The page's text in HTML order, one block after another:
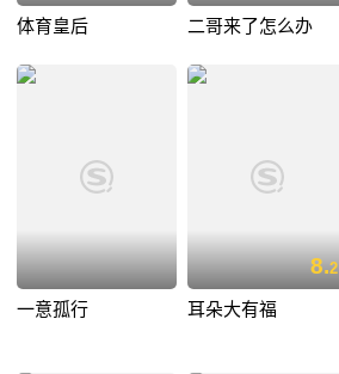
体育皇后 二哥来了怎么办
一意孤行
8.2
耳朵大有福